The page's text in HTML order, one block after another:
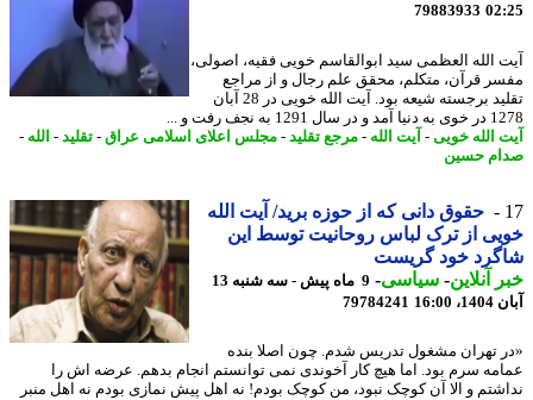
79883933
الله العظمی سید ابوالقاسم خویی فقیه، اصولی،
قرآن، متکلم، محقق علم رجال و از مراجع
تقلید برجسته شیعه بود. آیت الله خویی در 28 آبان
به نجف رفت و ...
الله خویی-آیت الله-مرجع تقلید-مجلس اعلای اسلامی عراق- تقلید-الله-
حسین
حقوق دانی که از حوزه برید/ آیت الله
از ترک لباس روحانیت توسط این
خود گریست
آنلاین-سیاسی-
9 ماه پیش - سه شنبه 13
79784241
تهران مشغول تدریس شدم. چون اصلا بنده
سرم بود. اما هیچ کار آخوندی نمی توانستم انجام بدهم. عرضه اش را
و الا آن کوچک نبود، من کوچک بودم! نه اهل پیش نمازی بودم نه اهل منبر